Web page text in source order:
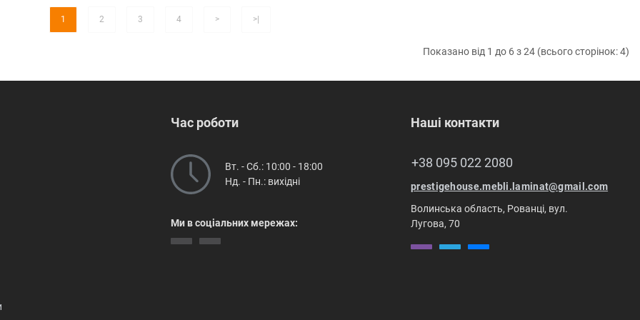
1 2 3 4 > >|
Показано від 1 до 6 з 24 (всього сторінок: 4)
Час роботи
Вт. - Сб.: 10:00 - 18:00
Нд. - Пн.: вихідні
Ми в соціальних мережах:
Наші контакти
+38 095 022 2080
prestigehouse.mebli.laminat@gmail.com
Волинська область, Рованці, вул.
Лугова, 70